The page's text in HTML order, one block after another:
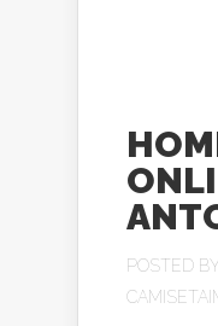
POSTED